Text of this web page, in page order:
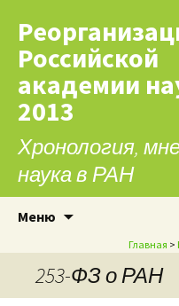
Российской
академии
2013
Хронология,
наука в РАН
Меню
Главная >
253-ФЗ о РАН